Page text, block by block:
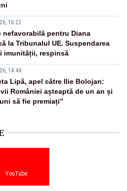
16:22
nefavorabilă pentru Diana
la Tribunalul UE. Suspendarea
imunității, respinsă
14:44
Lipă, apel către Ilie Bolojan:
României așteaptă de un an și
să fie premiați”
YouTube